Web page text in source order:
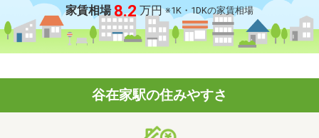
家賃相場 8.2 万円 ※1K・1DKの家賃相場
谷在家駅の住みやすさ